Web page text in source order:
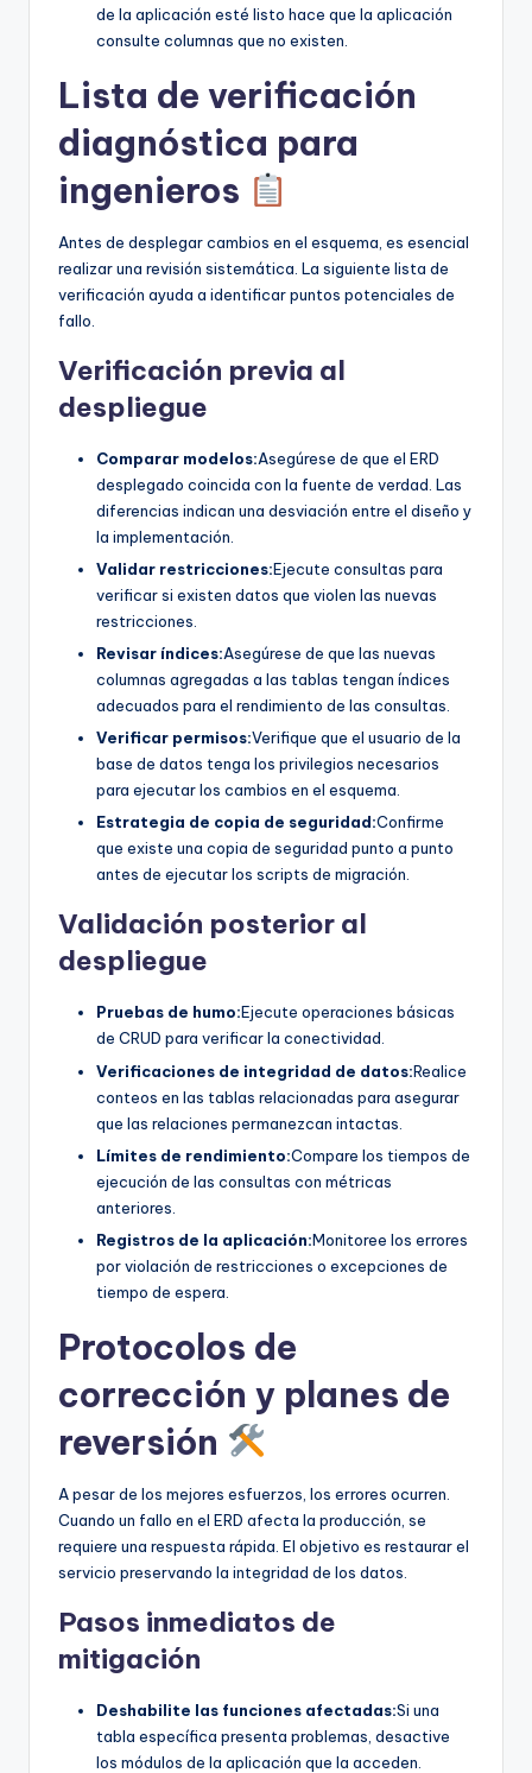
de la aplicación esté listo hace que la aplicación
consulte columnas que no existen.
Lista de verificación
diagnóstica para
ingenieros
Antes de desplegar cambios en el esquema, es esencial
realizar una revisión sistemática. La siguiente lista de
verificación ayuda a identificar puntos potenciales de
fallo.
Verificación previa al
despliegue
Comparar modelos:Asegúrese de que el ERD
desplegado coincida con la fuente de verdad. Las
diferencias indican una desviación entre el diseño y
la implementación.
Validar restricciones:Ejecute consultas para
verificar si existen datos que violen las nuevas
restricciones.
Revisar índices:Asegúrese de que las nuevas
columnas agregadas a las tablas tengan índices
adecuados para el rendimiento de las consultas.
Verificar permisos:Verifique que el usuario de la
base de datos tenga los privilegios necesarios
para ejecutar los cambios en el esquema.
Estrategia de copia de seguridad:Confirme
que existe una copia de seguridad punto a punto
antes de ejecutar los scripts de migración.
Validación posterior al
despliegue
Pruebas de humo:Ejecute operaciones básicas
de CRUD para verificar la conectividad.
Verificaciones de integridad de datos:Realice
conteos en las tablas relacionadas para asegurar
que las relaciones permanezcan intactas.
Límites de rendimiento:Compare los tiempos de
ejecución de las consultas con métricas
anteriores.
Registros de la aplicación:Monitoree los errores
por violación de restricciones o excepciones de
tiempo de espera.
Protocolos de
corrección y planes de
reversión
A pesar de los mejores esfuerzos, los errores ocurren.
Cuando un fallo en el ERD afecta la producción, se
requiere una respuesta rápida. El objetivo es restaurar el
servicio preservando la integridad de los datos.
Pasos inmediatos de
mitigación
Deshabilite las funciones afectadas:Si una
tabla específica presenta problemas, desactive
los módulos de la aplicación que la acceden.